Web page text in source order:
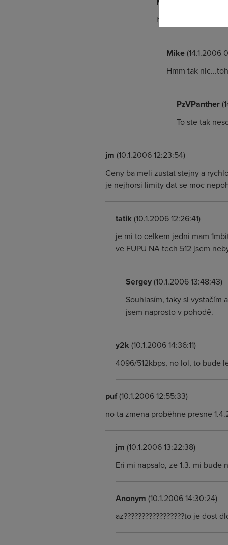
http://
Mike(14.1.2006
Hmm tak
PzVPanther
To ste tak
jm (10.1.2006 12:23:54)
Ceny ba meli zustat stejny a
je nejhorsi limity dat se moc
tatik (10.1.2006 12:26:41)
je mi to celkem jedni mam
ve FUPU NA tech 512 jsem
Sergey(10.1.2006 13:48:43)
Souhlasím, taky si
jsem naprosto v pohodě.
y2k (10.1.2006 14:36:11)
4096/512kbps, no lol, to bude
puf(10.1.2006 12:55:33)
no ta zmena proběhne presne
jm (10.1.2006 13:22:38)
Eri mi napsalo, ze 1.3. mi bude
Anonym (10.1.2006 14:30:24)
az?????????????????to je dost